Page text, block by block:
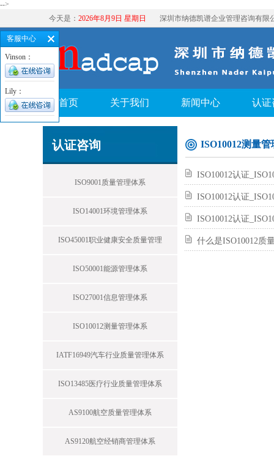
-->
今天是： 2026年8月9日 星期日 深圳市纳德凯谱企业管理咨询有限
首页 关于我们 新闻中心 认证
认证咨询
ISO9001质量管理体系
ISO14001环境管理体系
ISO45001职业健康安全质量管理
ISO50001能源管理体系
ISO27001信息管理体系
ISO10012测量管理体系
IATF16949汽车行业质量管理体系
ISO13485医疗行业质量管理体系
AS9100航空质量管理体系
AS9120航空经销商管理体系
ISO10012测量管
ISO10012认证
ISO10012认证
ISO10012认证
什么是ISO10012质
客服中心
Vinson：
Lily：